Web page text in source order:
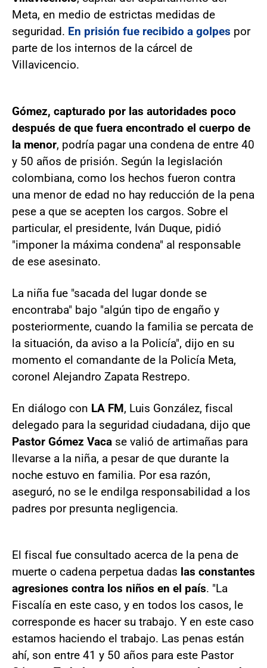
Meta, en medio de estrictas medidas de
seguridad. En prisión fue recibido a golpes por
parte de los internos de la cárcel de
Villavicencio.
Gómez, capturado por las autoridades poco
después de que fuera encontrado el cuerpo de
la menor, podría pagar una condena de entre 40
y 50 años de prisión. Según la legislación
colombiana, como los hechos fueron contra
una menor de edad no hay reducción de la pena
pese a que se acepten los cargos. Sobre el
particular, el presidente, Iván Duque, pidió
"imponer la máxima condena" al responsable
de ese asesinato.
La niña fue "sacada del lugar donde se
encontraba" bajo "algún tipo de engaño y
posteriormente, cuando la familia se percata de
la situación, da aviso a la Policía", dijo en su
momento el comandante de la Policía Meta,
coronel Alejandro Zapata Restrepo.
En diálogo con LA FM, Luis González, fiscal
delegado para la seguridad ciudadana, dijo que
Pastor Gómez Vaca se valió de artimañas para
llevarse a la niña, a pesar de que durante la
noche estuvo en familia. Por esa razón,
aseguró, no se le endilga responsabilidad a los
padres por presunta negligencia.
El fiscal fue consultado acerca de la pena de
muerte o cadena perpetua dadas las constantes
agresiones contra los niños en el país. "La
Fiscalía en este caso, y en todos los casos, le
corresponde es hacer su trabajo. Y en este caso
estamos haciendo el trabajo. Las penas están
ahí, son entre 41 y 50 años para este Pastor